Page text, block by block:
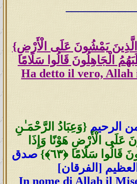
{وَعِبَادُ الرَّحْمَـٰنِ الَّذِينَ يَمْشُونَ عَلَى الْأَرْضِ
Ha detto il vero, Allah
الرحيم{وَعِبَادُ الرَّحْمَـٰنِ
عَلَى الْأَرْضِ هَوْنًا وَإِذَا
سَلَامًا ﴿٦٣﴾}
صدق
In nome di Allah il